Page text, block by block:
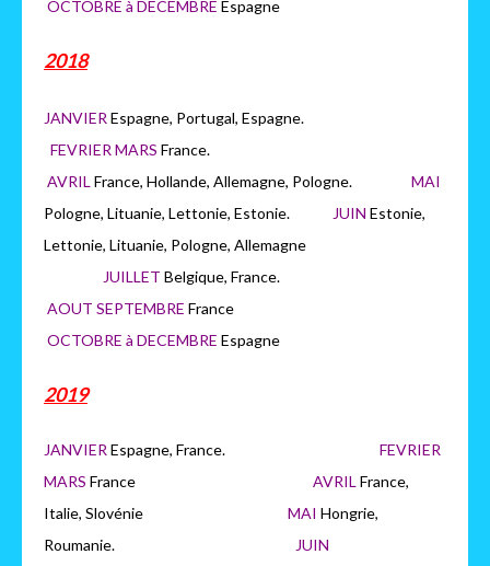
OCTOBRE à DECEMBRE Espagne
2018
JANVIER Espagne, Portugal, Espagne.
FEVRIER MARS France.
AVRIL France, Hollande, Allemagne, Pologne. MAI
Pologne, Lituanie, Lettonie, Estonie.
JUIN Estonie,
Lettonie, Lituanie, Pologne, Allemagne
JUILLET Belgique, France.
AOUT SEPTEMBRE France
OCTOBRE à DECEMBRE Espagne
2019
JANVIER Espagne, France. FEVRIER
MARS France AVRIL France,
Italie, Slovénie MAI Hongrie,
Roumanie.
JUIN